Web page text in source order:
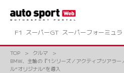
ツ
F1 スーパーGT スーパーフォーミュラ
TOP
クルマ
BMW、主軸の『1シリーズ／アクティブツアラ
ル“オリジナル”を導入